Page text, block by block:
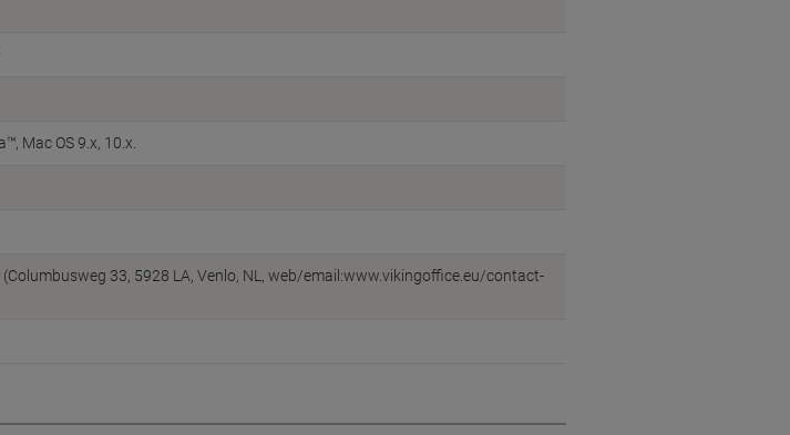
Mac OS 9.x, 10.x.
33, 5928 LA, Venlo, NL, web/email:www.vikingoffice.eu/contact-